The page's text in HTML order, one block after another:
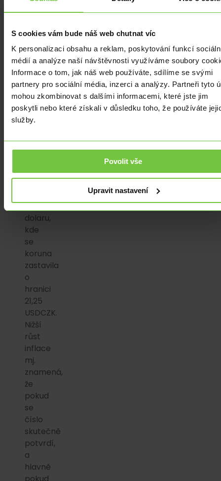
S cookies vám bude náš web chutnat víc
K personalizaci obsahu a reklam, poskytování funkcí
médií a analýze naší návštěvnosti využíváme soubory
Informace o tom, jak náš web používáte, sdílíme se svými
partnery pro sociální média, inzerci a analýzy. Partneři tyto
mohou zkombinovat s dalšími informacemi, které jste jim
poskytli nebo které získali v důsledku toho, že používáte
služby.
Povolit vše
Upravit nastavení
1,5
%
y/y
koruna
propadla
z
24,15
EURCZK
nad
24,25
Podobný
jsme
zaznamenali
vůči
dolaru,
kde
se
koruna
zastavila
o
hranici
21,25
USDCZK.
Nižší
růst
inflace
mj.
znamená,
že
pokud
se
číslo
skutečně
potvrdí,
a
hlavně